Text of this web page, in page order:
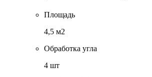
Площадь
4,5 м2
Обработка угла
4 шт